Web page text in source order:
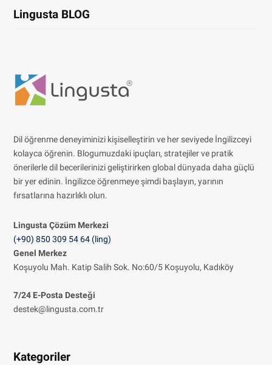
Lingusta BLOG
Dil öğrenme deneyiminizi kişiselleştirin ve her seviyede İngilizceyi
kolayca öğrenin. Blogumuzdaki ipuçları, stratejiler ve pratik
önerilerle dil becerilerinizi geliştirirken global dünyada daha güçlü
bir yer edinin. İngilizce öğrenmeye şimdi başlayın, yarının
fırsatlarına hazırlıklı olun.
Lingusta Çözüm Merkezi
(+90) 850 309 54 64 (ling)
Genel Merkez
Koşuyolu Mah. Katip Salih Sok. No:60/5 Koşuyolu, Kadıköy
7/24 E-Posta Desteği
destek@lingusta.com.tr
Kategoriler